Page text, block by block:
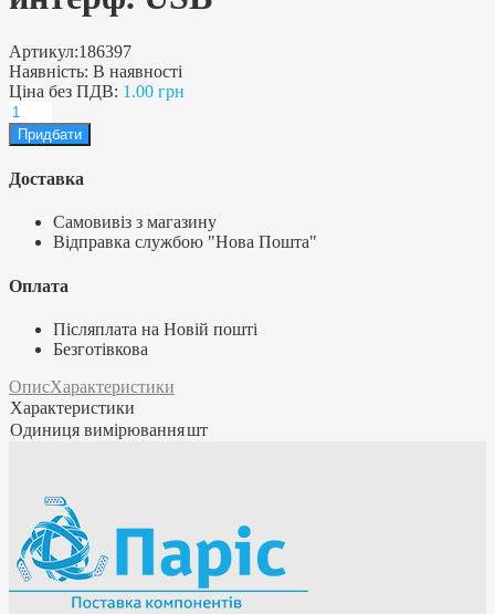
Артикул:186397
Наявність: В наявності
Ціна без ПДВ: 1.00 грн
Доставка
Самовивіз з магазину
Відправка службою "Нова Пошта"
Оплата
Післяплата на Новій пошті
Безготівкова
ОписХарактеристики
Характеристики
Одиниця вимірюванняшт